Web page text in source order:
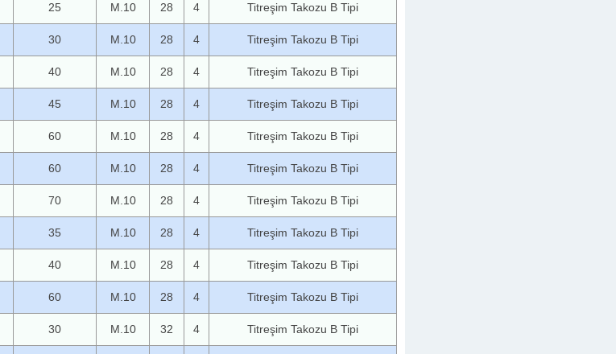
25 M.10 28 4 Titreşim Takozu B Tipi
30 M.10 28 4 Titreşim Takozu B Tipi
40 M.10 28 4 Titreşim Takozu B Tipi
45 M.10 28 4 Titreşim Takozu B Tipi
60 M.10 28 4 Titreşim Takozu B Tipi
60 M.10 28 4 Titreşim Takozu B Tipi
70 M.10 28 4 Titreşim Takozu B Tipi
35 M.10 28 4 Titreşim Takozu B Tipi
40 M.10 28 4 Titreşim Takozu B Tipi
60 M.10 28 4 Titreşim Takozu B Tipi
30 M.10 32 4 Titreşim Takozu B Tipi